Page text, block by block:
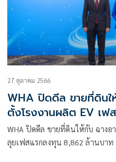
27 ตุลาคม 2566
WHA ปิดดีล ขายที่ดินใ
ตั้งโรงงานผลิต EV เ
WHA ปิดดีล ขายที่ดินให้กับ ฉางอ
ลุยเฟสแรกลงทุน 8,862 ล้านบา